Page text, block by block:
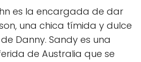
es la encargada de dar
una chica tímida y dulce
Danny. Sandy es una
de Australia que se